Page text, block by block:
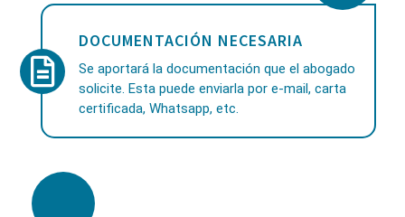
DOCUMENTACIÓN NECESARIA
Se aportará la documentación que el abogado
solicite. Esta puede enviarla por e-mail, carta
certificada, Whatsapp, etc.